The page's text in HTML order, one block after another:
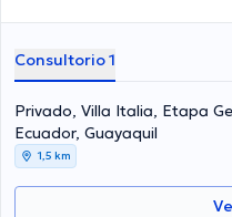
Consultorio 1
Privado, Villa Italia, Etapa
Ecuador, Guayaquil
1,5 km